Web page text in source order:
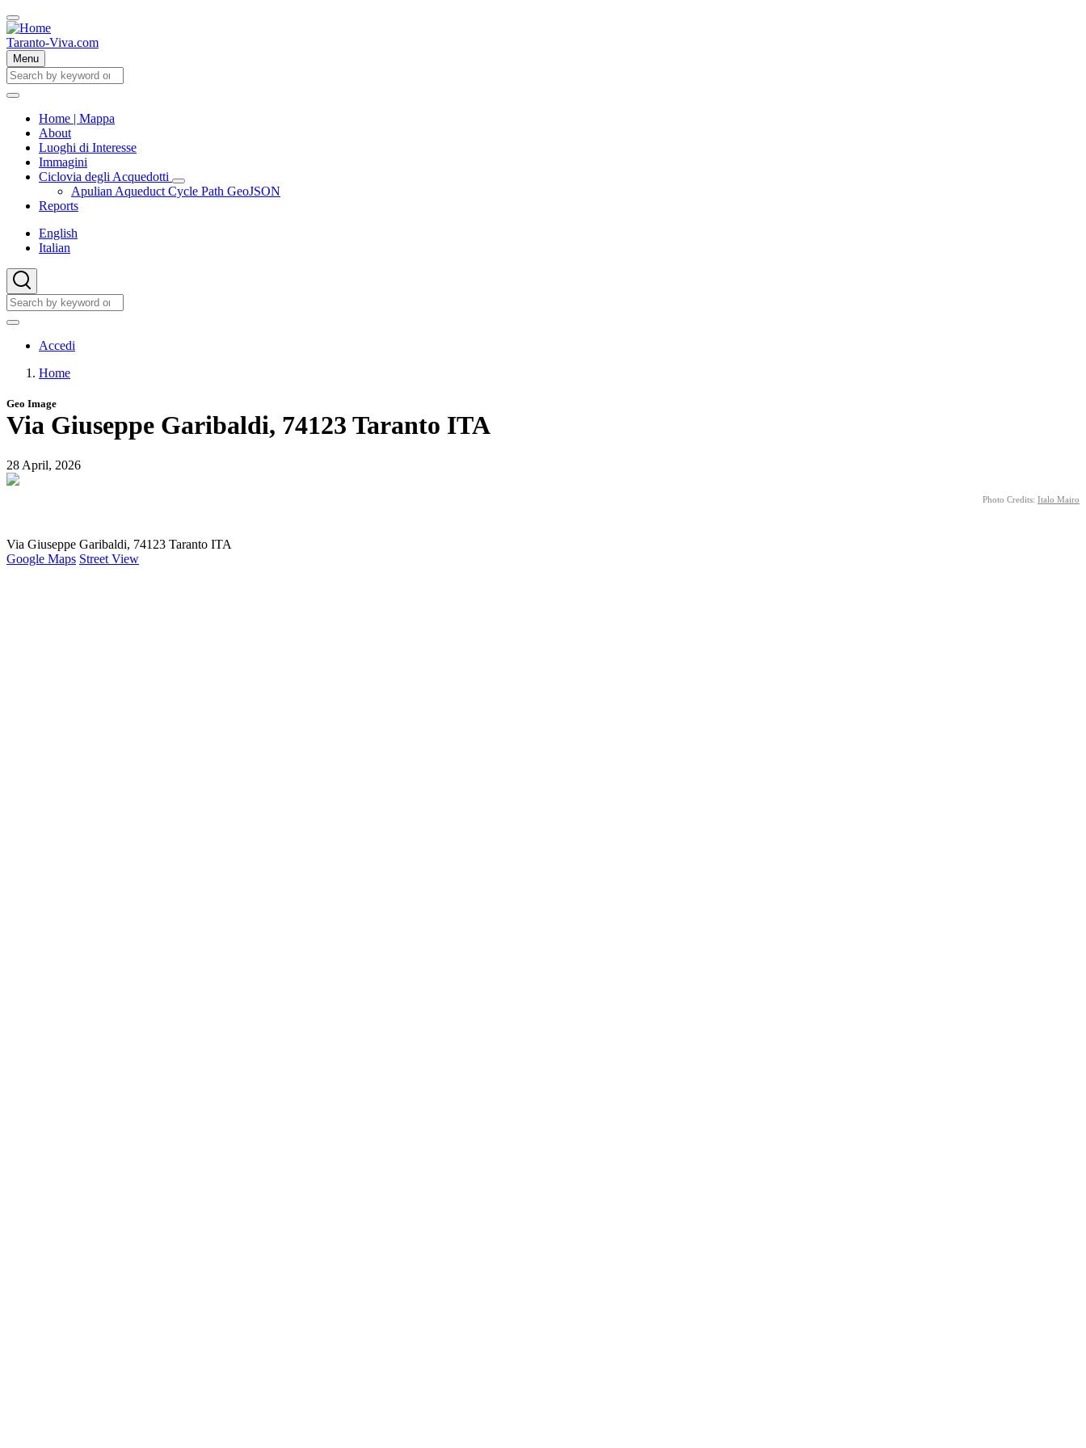
Skip
to
main
content
Taranto-Viva.com
Menu
Cerca
Cerca
Main
navigation
Home | Mappa
About
Luoghi di Interesse
Immagini
Ciclovia degli Acquedotti
Ciclovia
degli
Apulian Aqueduct Cycle Path GeoJSON
Reports
English
Italian
Cerca
Cerca
User
menu
Accedi
di
pane
Home
Geo Image
Via Giuseppe Garibaldi, 74123 Taranto ITA
28 April, 2026
Photo Credits: Italo Mairo
Via Giuseppe Garibaldi, 74123 Taranto ITA
Google Maps Street View